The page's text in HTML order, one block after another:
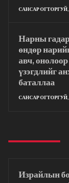
САНСАР
Нарны
өндөр
авч,
үзэгдлийг
баталлаа
САНСАР
Израйлын